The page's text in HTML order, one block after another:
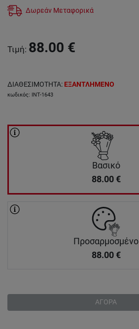
Δωρεάν Μεταφορικά
Τιμή: 88.00 €
ΔΙΑΘΕΣΙΜΟΤΗΤΑ: ΕΞΑΝΤΛΗΜΕΝΟ
κωδικός: INT-1643
Βασικό
88.00 €
Προσαρμοσμένο
88.00 €
ΑΓΟΡΑ